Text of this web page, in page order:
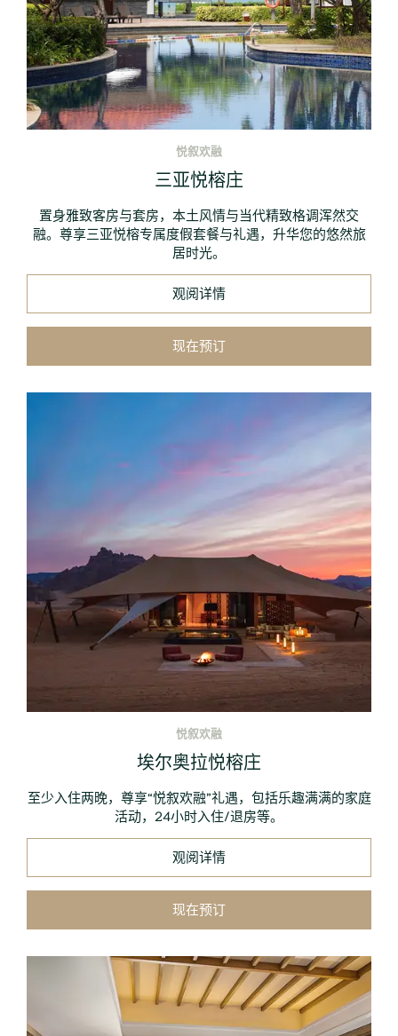
悦叙欢融
三亚悦榕庄
置身雅致客房与套房，本土风情与当代精致格调浑然交
融。尊享三亚悦榕专属度假套餐与礼遇，升华您的悠然旅
居时光。
观阅详情
现在预订
悦叙欢融
埃尔奥拉悦榕庄
至少入住两晚，尊享“悦叙欢融”礼遇，包括乐趣满满的家庭
活动，24小时入住/退房等。
观阅详情
现在预订